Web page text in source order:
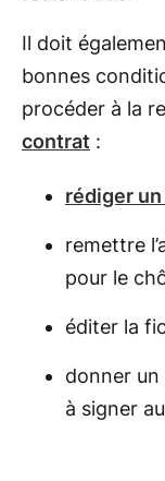
Il doit
bonnes
procéder à la
contrat :
rédiger
remettre
pour le
éditer la
donner
à signer